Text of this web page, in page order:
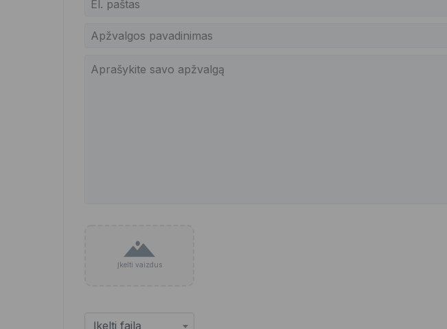
Įkelti vaizdus